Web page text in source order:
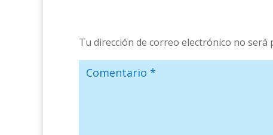
Tu dirección de correo electrónico no será